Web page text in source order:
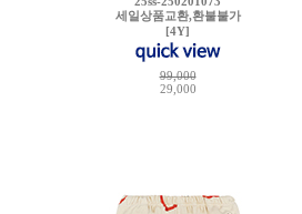
세일상품교환,환불불가
[4Y]
99,000
29,000